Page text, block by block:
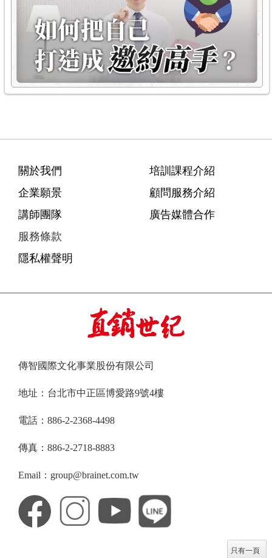
關於我們
企業願景
講師團隊
服務條款
隱私權聲明
培訓課程介紹
顧問服務介紹
廣告媒體合作
傳智國際文化事業股份有限公司
地址：台北市中正區博愛路9號4樓
電話：886-2-2368-4498
傳真：886-2-2718-8883
Email：group@brainet.com.tw
只有一頁